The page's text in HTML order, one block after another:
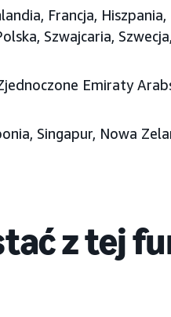
Francja,
Szwajcaria,
Emiraty
, Singapur, Nowa
z tej